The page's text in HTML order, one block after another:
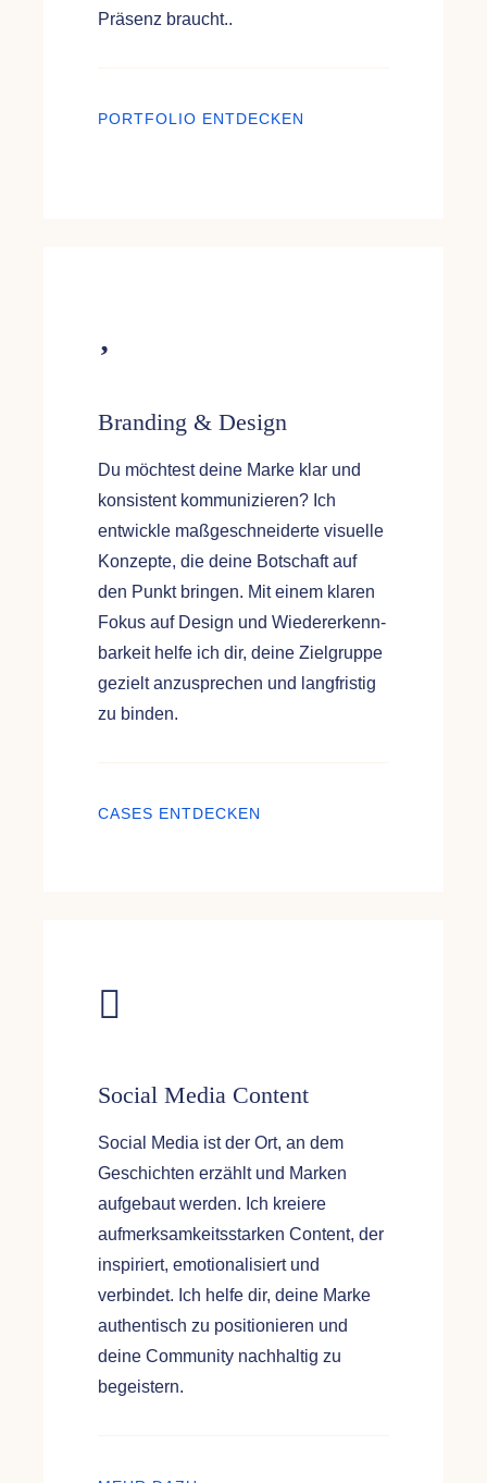
Präsenz braucht..
PORTFOLIO ENTDECKEN
Branding & Design
Du möchtest deine Marke klar und
konsistent kommunizieren? Ich
entwickle maßgeschneiderte visuelle
Konzepte, die deine Botschaft auf
den Punkt bringen. Mit einem klaren
Fokus auf Design und Wiedererkenn-
barkeit helfe ich dir, deine Zielgruppe
gezielt anzusprechen und langfristig
zu binden.
CASES ENTDECKEN
Social Media Content
Social Media ist der Ort, an dem
Geschichten erzählt und Marken
aufgebaut werden. Ich kreiere
aufmerksamkeitsstarken Content, der
inspiriert, emotionalisiert und
verbindet. Ich helfe dir, deine Marke
authentisch zu positionieren und
deine Community nachhaltig zu
begeistern.